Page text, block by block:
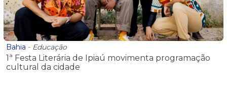
Bahia - Educação
​1ª Festa Literária de Ipiaú movimenta programação
cultural da cidade